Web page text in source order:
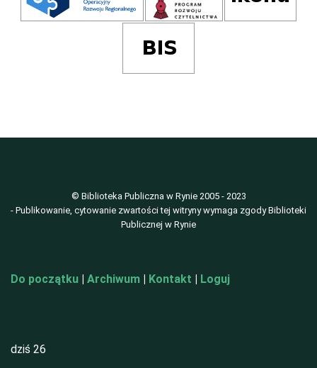
© Biblioteka Publiczna w Rynie 2005 - 2023
- Publikowanie, cytowanie zwartości tej witryny wymaga zgody Biblioteki
Publicznej w Rynie
Do początku Archiwum Kontakt Loguj
dziś 26